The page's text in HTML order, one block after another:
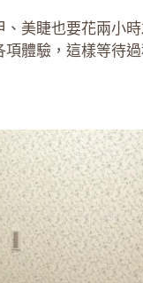
美睫也要花兩小
體驗，這樣等待